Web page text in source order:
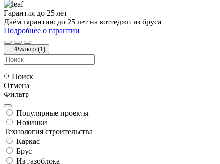
Гарантия до 25 лет
Даём гарантию до 25 лет на коттеджи из бруса
Подробнее о гарантии
Фильтр (1)
Поиск
Отмена
Фильтр
Популярные проекты
Новинки
Технология строительства
Каркас
Брус
Из газоблока